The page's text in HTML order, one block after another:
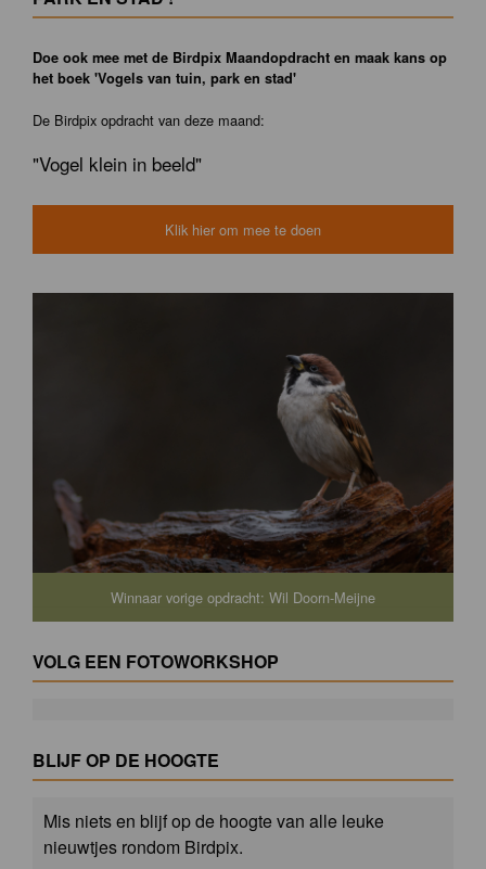
Doe ook mee met de Birdpix Maandopdracht en maak kans op
het boek 'Vogels van tuin, park en stad'
De Birdpix opdracht van deze maand:
"Vogel klein in beeld"
Klik hier om mee te doen
Winnaar vorige opdracht: Wil Doorn-Meijne
VOLG EEN FOTOWORKSHOP
BLIJF OP DE HOOGTE
Mis niets en blijf op de hoogte van alle leuke
nieuwtjes rondom Birdpix.